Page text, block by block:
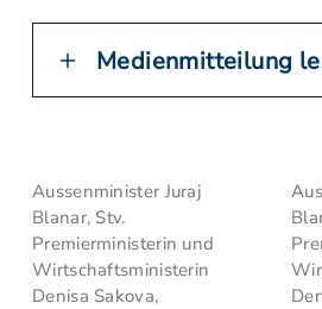
Medienmitteilung
Aussenminister Juraj
Blanar, Stv.
Premierministerin und
Wirtschaftsministerin
Denisa Sakova,